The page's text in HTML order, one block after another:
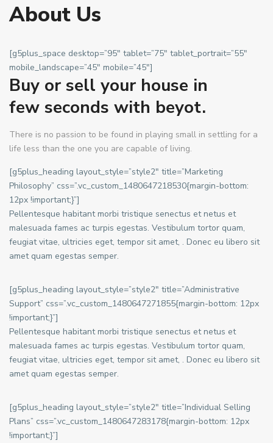
About Us
[g5plus_space desktop=”95″ tablet=”75″ tablet_portrait=”55″
mobile_landscape=”45″ mobile=”45″]
Buy or sell your house in
few seconds with beyot.
There is no passion to be found in playing small in settling for a
life less than the one you are capable of living.
[g5plus_heading layout_style=”style2″ title=”Marketing
Philosophy” css=”.vc_custom_1480647218530{margin-bottom:
12px !important;}”]
Pellentesque habitant morbi tristique senectus et netus et
malesuada fames ac turpis egestas. Vestibulum tortor quam,
feugiat vitae, ultricies eget, tempor sit amet, . Donec eu libero sit
amet quam egestas semper.
[g5plus_heading layout_style=”style2″ title=”Administrative
Support” css=”.vc_custom_1480647271855{margin-bottom: 12px
!important;}”]
Pellentesque habitant morbi tristique senectus et netus et
malesuada fames ac turpis egestas. Vestibulum tortor quam,
feugiat vitae, ultricies eget, tempor sit amet, . Donec eu libero sit
amet quam egestas semper.
[g5plus_heading layout_style=”style2″ title=”Individual Selling
Plans” css=”.vc_custom_1480647283178{margin-bottom: 12px
!important;}”]